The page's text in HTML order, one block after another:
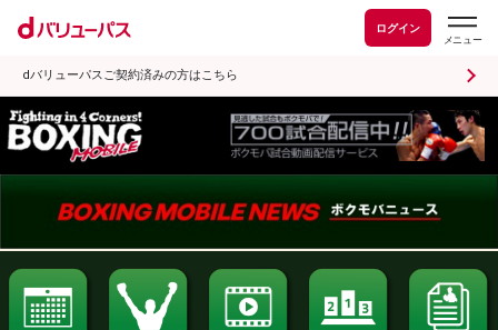
ログイン
dバリューパスご契約済みの方はこちら